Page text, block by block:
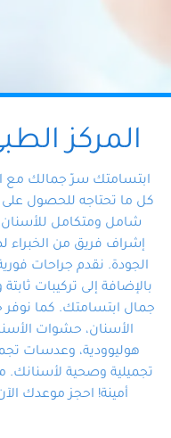
المركز
ابتسامتك سرّ جمالك مع
كل ما تحتاجه للحصول
شامل ومتكامل للأسنان
إشراف فريق من الخبراء
الجودة. نقدم جراحات
بالإضافة إلى تركيبات
جمال ابتسامتك. كما
الأسنان، حشوات
هوليوودية، وعدسات
تجميلية وصحية
أمينة! احجز موعدك